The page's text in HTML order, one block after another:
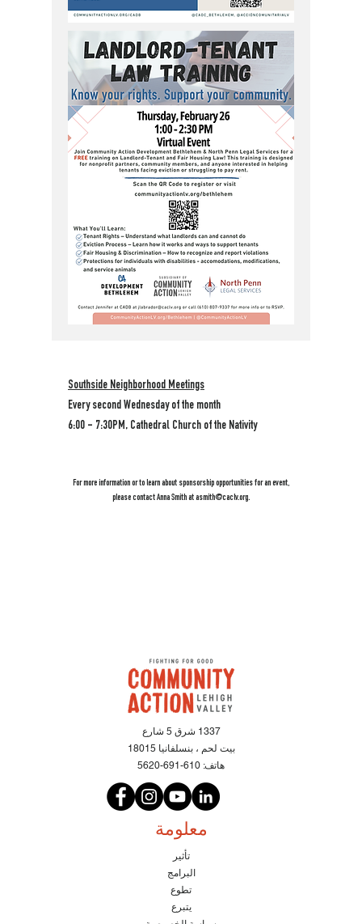
Southside Neighborhood Meetings
Every second Wednesday of the month
6:00 - 7:30PM, Cathedral Church of the Nativity
For more information or to learn about sponsorship opportunities for an event,
please contact Anna Smith atasmith@caclv.org.
1337 شرق 5 شارع
بيت لحم ، بنسلفانيا 18015
هاتف: 610-691-5620
معلومة
تأثير
البرامج
تطوع
يتبرع